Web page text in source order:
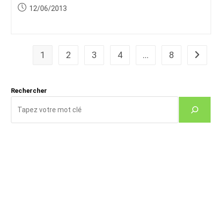
de
category:
Publication
12/06/2013
1 2 3 4 … 8 Aller à
Rechercher